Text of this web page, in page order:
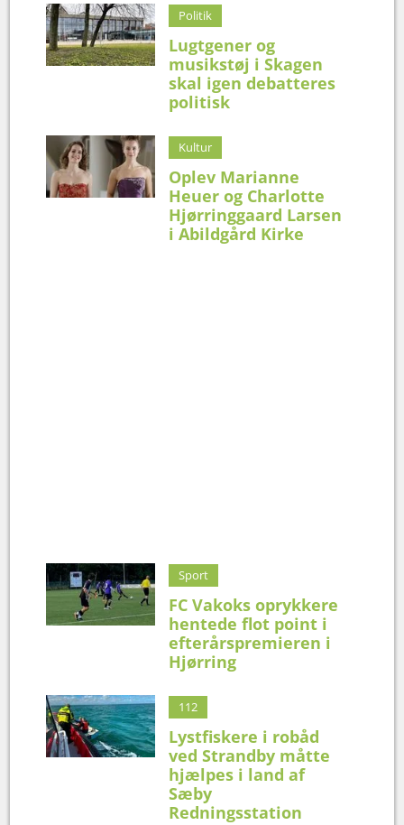
Politik
Lugtgener og
musikstøj i Skagen
skal igen debatteres
politisk
Kultur
Oplev Marianne
Heuer og Charlotte
Hjørringgaard Larsen
i Abildgård Kirke
Sport
FC Vakoks oprykkere
hentede flot point i
efterårspremieren i
Hjørring
112
Lystfiskere i robåd
ved Strandby måtte
hjælpes i land af
Sæby
Redningsstation